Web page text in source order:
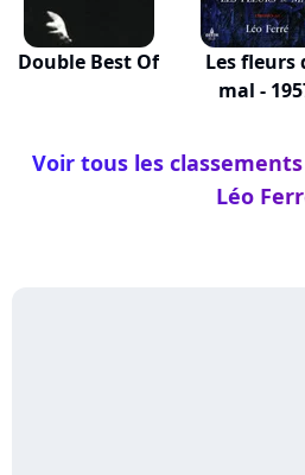
Double Best Of
Les fleurs
mal -
Voir tous les
Léo